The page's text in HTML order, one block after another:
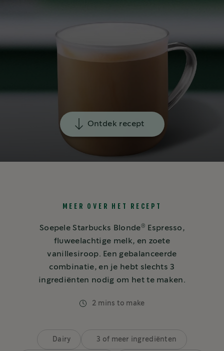
Ontdek recept
MEER OVER HET RECEPT
Soepele Starbucks Blonde®
Espresso,
fluweelachtige melk, en zoete
vanillesiroop. Een gebalanceerde
combinatie, en je hebt slechts 3
ingrediënten nodig om het te maken.
2 mins to make
Dairy 3 of meer ingrediënten